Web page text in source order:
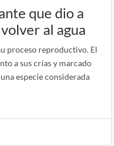
que dio a
al agua
proceso reproductivo. El
a sus crías y marcado
especie considerada